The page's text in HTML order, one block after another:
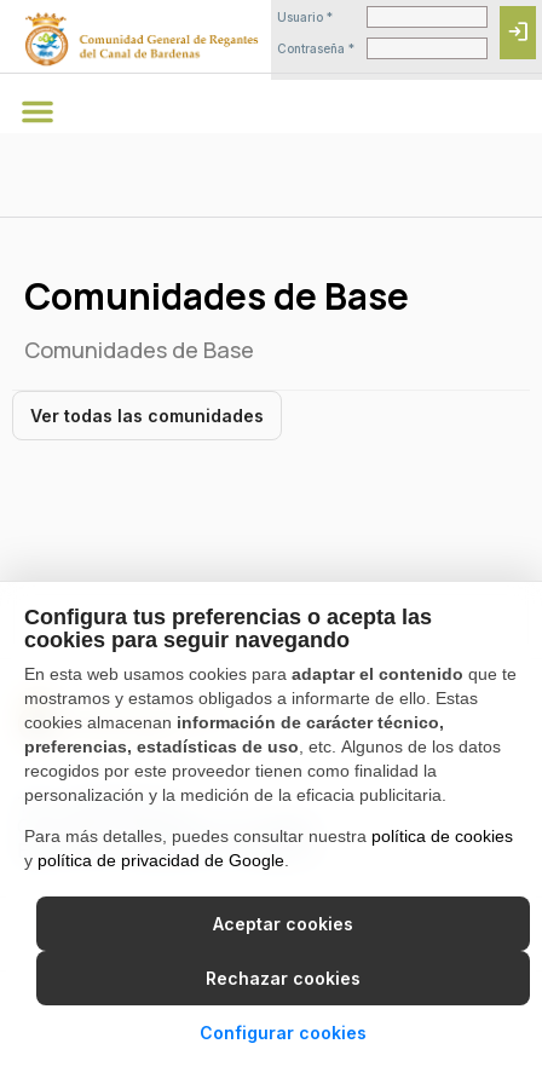
Configura tus preferencias o acepta las
cookies para seguir navegando
En esta web usamos cookies para adaptar el contenido que te
mostramos y estamos obligados a informarte de ello. Estas
cookies almacenan información de carácter técnico,
preferencias, estadísticas de uso , etc. Algunos de los datos
recogidos por este proveedor tienen como finalidad la
personalización y la medición de la eficacia publicitaria.
Para más detalles, puedes consultar nuestra política de cookies
y política de privacidad de Google
Aceptar cookies
Rechazar cookies
Configurar cookies
Usuario *
Contraseña *
login
Comunidades de Base
Comunidades de Base
Ver todas las comunidades
Tfno. 976 662 311
Ctra Gallur-Sangüesa s/n 50600
Ejea de los Caballeros, Zaragoza
Canal Interno de InformaciónPolítica de privacidad